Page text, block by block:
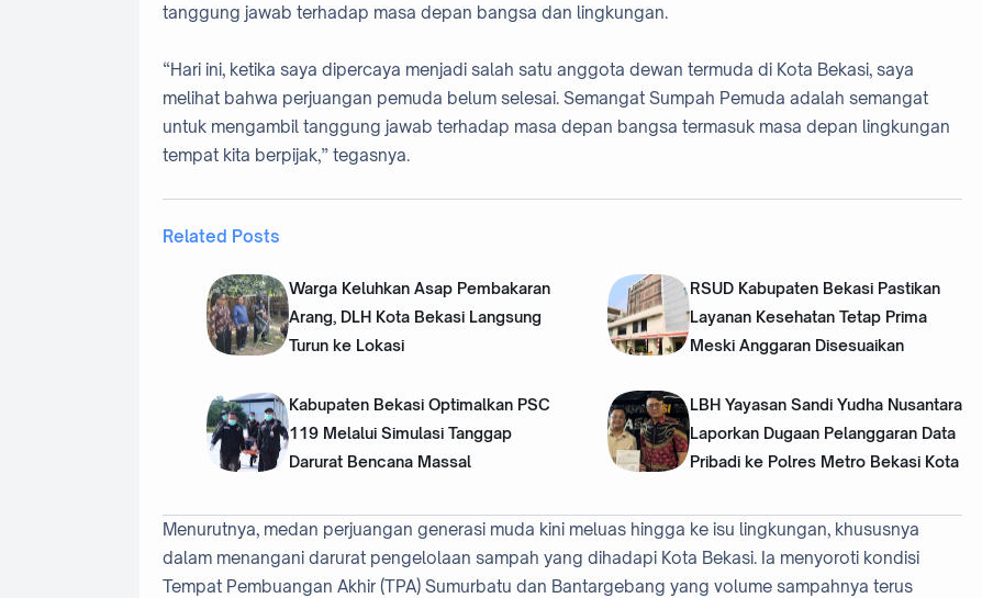
tanggung jawab terhadap masa depan bangsa dan lingkungan.
“Hari ini, ketika saya dipercaya menjadi salah satu anggota dewan termuda di Kota Bekasi, saya
melihat bahwa perjuangan pemuda belum selesai. Semangat Sumpah Pemuda adalah semangat
untuk mengambil tanggung jawab terhadap masa depan bangsa termasuk masa depan lingkungan
tempat kita berpijak,” tegasnya.
Related Posts
Warga Keluhkan Asap Pembakaran
Arang, DLH Kota Bekasi Langsung
Turun ke Lokasi
RSUD Kabupaten Bekasi Pastikan
Layanan Kesehatan Tetap Prima
Meski Anggaran Disesuaikan
Kabupaten Bekasi Optimalkan PSC
119 Melalui Simulasi Tanggap
Darurat Bencana Massal
LBH Yayasan Sandi Yudha Nusantara
Laporkan Dugaan Pelanggaran Data
Pribadi ke Polres Metro Bekasi Kota
Menurutnya, medan perjuangan generasi muda kini meluas hingga ke isu lingkungan, khususnya
dalam menangani darurat pengelolaan sampah yang dihadapi Kota Bekasi. Ia menyoroti kondisi
Tempat Pembuangan Akhir (TPA) Sumurbatu dan Bantargebang yang volume sampahnya terus